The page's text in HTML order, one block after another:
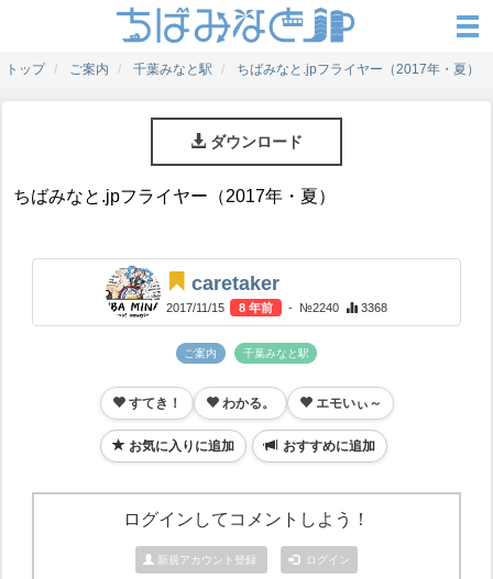
トップ ご案内 千葉みなと駅 ちばみなと.jpフライヤー（2017年・夏）
ダウンロード
ちばみなと.jpフライヤー（2017年・夏）
caretaker
2017/11/15 8 年前 - №2240 3368
ご案内 千葉みなと駅
すてき！ わかる。 エモいぃ～
お気に入りに追加 おすすめに追加
ログインしてコメントしよう！
新規アカウント登録 ログイン